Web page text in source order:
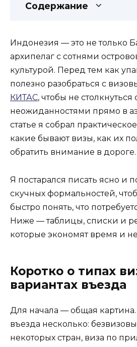
Содержание
Индонезия — это не только
архипелаг с сотнями
культурой. Перед тем как
полезно разобраться с
КИТАС, чтобы не столкнуться
неожиданностями прямо в
статье я собрал
какие бывают визы, как их
обратить внимание в дороге.
Я постарался писать ясно и
скучных формальностей,
быстро понять, что
Ниже — таблицы, списки и
которые экономят время и
Коротко о типах
вариантах въезда
Для начала — общая
въезда несколько:
некоторых стран, виза по